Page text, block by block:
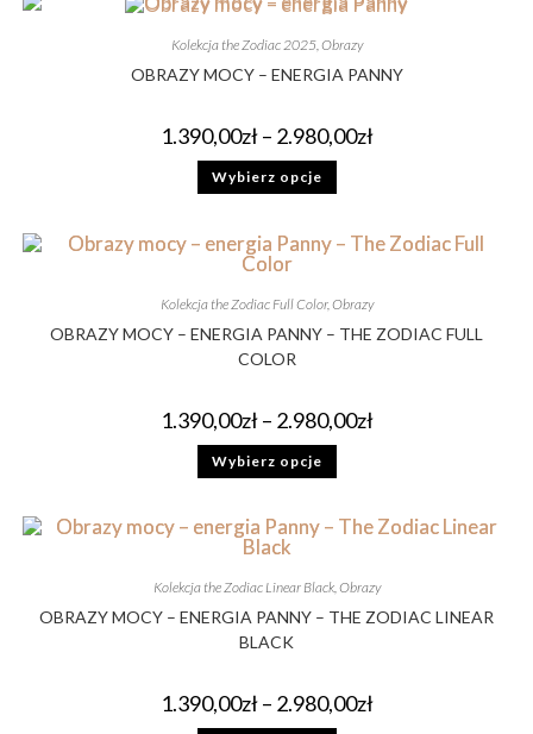
Kolekcja the Zodiac 2025,Obrazy
OBRAZY MOCY – ENERGIA PANNY
1.390,00zł – 2.980,00zł
Wybierz opcje
Kolekcja the Zodiac Full Color, Obrazy
OBRAZY MOCY – ENERGIA PANNY – THE ZODIAC FULL
COLOR
1.390,00zł – 2.980,00zł
Wybierz opcje
Kolekcja the Zodiac Linear Black,Obrazy
OBRAZY MOCY – ENERGIA PANNY – THE ZODIAC LINEAR
BLACK
1.390,00zł – 2.980,00zł